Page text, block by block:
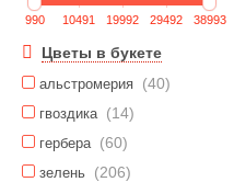
990 10491 19992 29492 38993
Цветы в букете
альстромерия (40)
гвоздика (14)
гербера (60)
зелень (206)